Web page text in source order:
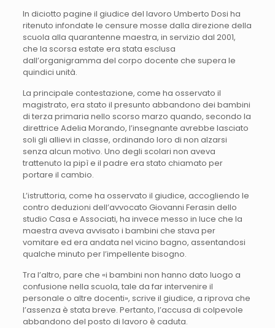
In diciotto pagine il giudice del lavoro Umberto Dosi ha
ritenuto infondate le censure mosse dalla direzione della
scuola alla quarantenne maestra, in servizio dal 2001,
che la scorsa estate era stata esclusa
dall’organigramma del corpo docente che supera le
quindici unità.
La principale contestazione, come ha osservato il
magistrato, era stato il presunto abbandono dei bambini
di terza primaria nello scorso marzo quando, secondo la
direttrice Adelia Morando, l’insegnante avrebbe lasciato
soli gli allievi in classe, ordinando loro di non alzarsi
senza alcun motivo. Uno degli scolari non aveva
trattenuto la pipì e il padre era stato chiamato per
portare il cambio.
L’istruttoria, come ha osservato il giudice, accogliendo le
contro deduzioni dell’avvocato Giovanni Ferasin dello
studio Casa e Associati, ha invece messo in luce che la
maestra aveva avvisato i bambini che stava per
vomitare ed era andata nel vicino bagno, assentandosi
qualche minuto per l’impellente bisogno.
Tra l’altro, pare che «i bambini non hanno dato luogo a
confusione nella scuola, tale da far intervenire il
personale o altre docenti», scrive il giudice, a riprova che
l’assenza è stata breve. Pertanto, l’accusa di colpevole
abbandono del posto di lavoro è caduta.